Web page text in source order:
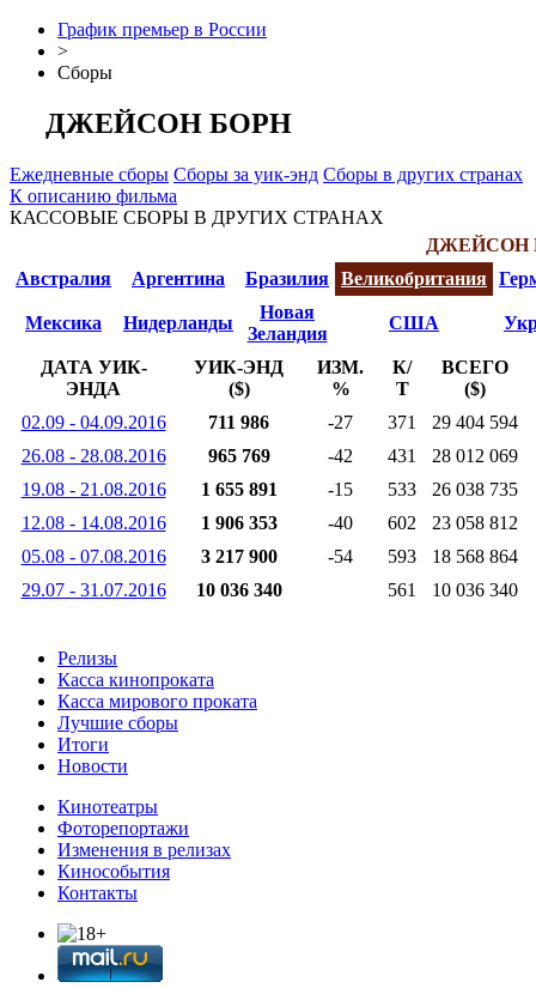
График премьер в России
>
Сборы
ДЖЕЙСОН БОРН
Ежедневные сборы Сборы за уик-энд Сборы в других странах
К описанию фильма
КАССОВЫЕ СБОРЫ В ДРУГИХ СТРАНАХ
ДЖЕЙСОН
Австралия
Аргентина Бразилия Великобритания
Мексика Нидерланды
Новая
Зеландия
США
ДАТА УИК-
ЭНДА
УИК-ЭНД
($)
ИЗМ.
%
К/
Т
ВСЕГО
($)
02.09 - 04.09.2016
711 986 -27 371
29 404 594
26.08 - 28.08.2016
965 769 -42 431
28 012 069
19.08 - 21.08.2016
1 655 891 -15 533
26 038 735
12.08 - 14.08.2016
1 906 353 -40 602
23 058 812
05.08 - 07.08.2016
3 217 900 -54 593
18 568 864
29.07 - 31.07.2016
10 036 340 561 10 036 340
Релизы
Касса кинопроката
Касса мирового проката
Лучшие сборы
Итоги
Новости
Кинотеатры
Фоторепортажи
Изменения в релизах
Кинособытия
Контакты